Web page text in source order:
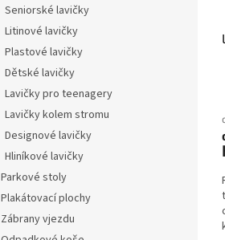
Seniorské lavičky
Litinové lavičky
Plastové lavičky
Dětské lavičky
Lavičky pro teenagery
Lavičky kolem stromu
Designové lavičky
Hliníkové lavičky
Parkové stoly
Plakátovací plochy
Zábrany vjezdu